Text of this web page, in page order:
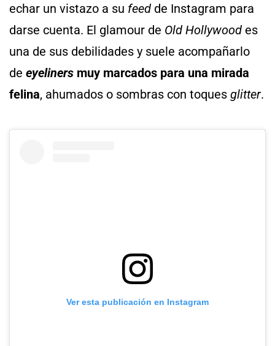
echar un vistazo a su feed de Instagram para
darse cuenta. El glamour de Old Hollywood es
una de sus debilidades y suele acompañarlo
de eyeliners muy marcados para una mirada
felina, ahumados o sombras con toques glitter.
Ver esta publicación en Instagram